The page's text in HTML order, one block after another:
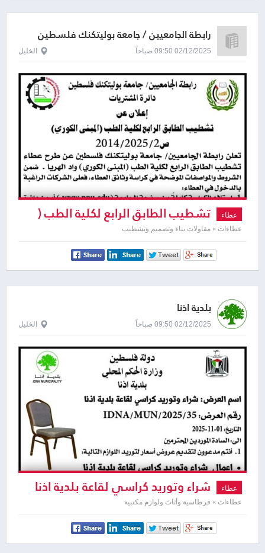
رابطة الجامعيين / جامعة بوليتكنك فلسطين
02/12/2025 09:50 صباحاً الخليل
عطاء تشطيب الطابق الرابع لكلية الطب (
المبنى الكوري )
عطاءات » مقاولات بناء وتصميم وتشطيب
بلدية اذنا
02/12/2025 09:50 صباحاً الخليل
عطاء شراء وتوريد كراسي لقاعة بلدية اذنا
عطاءات » قرطاسية وأثاث ولوازم مكتبية